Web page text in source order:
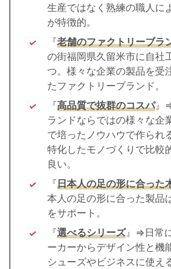
生産ではなく熟練の職人に
が特徴的。
『老舗のファクトリーブラ
の街福岡県久留米市に自社
つ。様々な企業の製品を受
たファクトリーブランド。
『高品質で抜群のコスパ』
ランドならではの様々な企
で培ったノウハウで作られ
特化したモノづくりで比較
良い。
『日本人の足の形に合った
本人の足の形に合った製品
をサポート。
『選べるシリーズ』⇒日常
ーカーからデザイン性と機
シューズやビジネスに使え